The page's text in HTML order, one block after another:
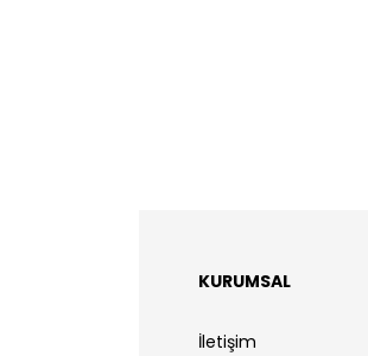
KURUMSAL
İletişim